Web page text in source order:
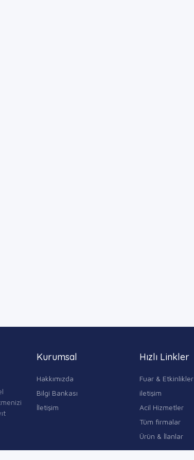
Kurumsal
Hakkımızda
Bilgi Bankası
İletişim
Hızlı Linkler
Fuar & Etkinlikler
iletişim
Acil Hizmetler
Tüm firmalar
Ürün & İlanlar